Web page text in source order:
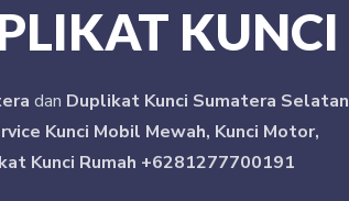
KUNCI
dan Duplikat Kunci Sumatera Selatan
Kunci Mobil Mewah, Kunci Motor,
Kunci Rumah +6281277700191